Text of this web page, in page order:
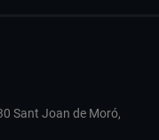
Sant Joan de Moró,